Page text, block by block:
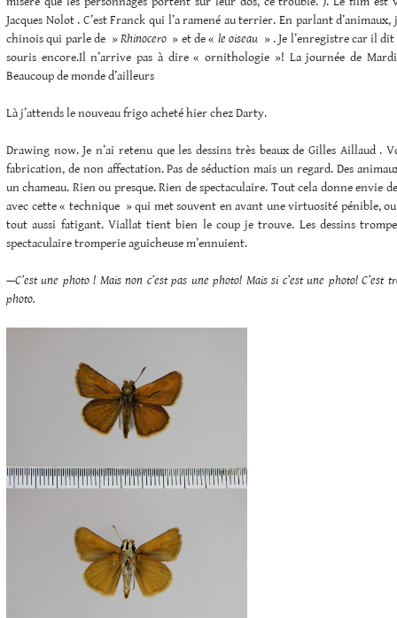
Jacques Nolot . C’est Franck qui l’a ramené au terrier. En parlant
chinois qui parle de » Rhinocero» et de « le oiseau » . Je l’enregistre car il
souris encore.Il n’arrive pas à dire « ornithologie »! La journée de
Beaucoup de monde d’ailleurs
Là j’attends le nouveau frigo acheté hier chez Darty.
Drawing now. Je n’ai retenu que les dessins très beaux de Gilles Aillaud .
fabrication, de non affectation. Pas de séduction mais un regard. Des
un chameau. Rien ou presque. Rien de spectaculaire. Tout cela donne envie
avec cette « technique » qui met souvent en avant une virtuosité pénible,
tout aussi fatigant. Viallat tient bien le coup je trouve. Les dessins
spectaculaire tromperie aguicheuse m’ennuient.
—C’est une photo ! Mais non c’est pas une photo! Mais si c’est une photo!
photo.